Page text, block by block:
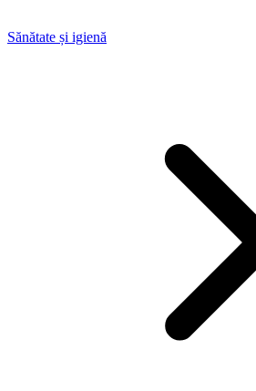
Sănătate și igienă